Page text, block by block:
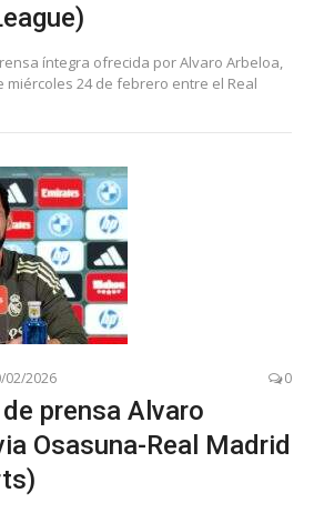
íntegra ofrecida por Alvaro Arbeloa,
24 de febrero entre el Real
02/2026 0
prensa Alvaro
Osasuna-Real Madrid